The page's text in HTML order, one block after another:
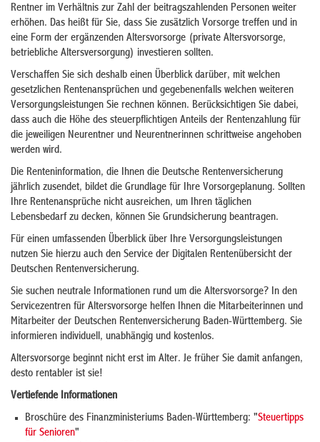
Rentner im Verhältnis zur Zahl der beitragszahlenden Personen weiter
erhöhen. Das heißt für Sie, dass Sie zusätzlich Vorsorge treffen und in
eine Form der ergänzenden Altersvorsorge (private Altersvorsorge,
betriebliche Altersversorgung) investieren sollten.
Verschaffen Sie sich deshalb einen Überblick darüber, mit welchen
gesetzlichen Rentenansprüchen und gegebenenfalls welchen weiteren
Versorgungsleistungen Sie rechnen können. Berücksichtigen Sie dabei,
dass auch die Höhe des steuerpflichtigen Anteils der Rentenzahlung für
die jeweiligen Neurentner und Neurentnerinnen schrittweise angehoben
werden wird.
Die Renteninformation, die Ihnen die Deutsche Rentenversicherung
jährlich zusendet, bildet die Grundlage für Ihre Vorsorgeplanung. Sollten
Ihre Rentenansprüche nicht ausreichen, um Ihren täglichen
Lebensbedarf zu decken, können Sie Grundsicherung beantragen.
Für einen umfassenden Überblick über Ihre Versorgungsleistungen
nutzen Sie hierzu auch den Service der Digitalen Rentenübersicht der
Deutschen Rentenversicherung.
Sie suchen neutrale Informationen rund um die Altersvorsorge? In den
Servicezentren für Altersvorsorge helfen Ihnen die Mitarbeiterinnen und
Mitarbeiter der Deutschen Rentenversicherung Baden-Württemberg. Sie
informieren individuell, unabhängig und kostenlos.
Altersvorsorge beginnt nicht erst im Alter. Je früher Sie damit anfangen,
desto rentabler ist sie!
Vertiefende Informationen
Broschüre des Finanzministeriums Baden-Württemberg: "Steuertipps
für Senioren"